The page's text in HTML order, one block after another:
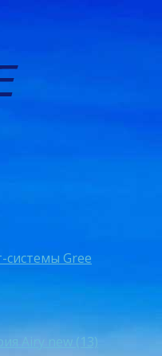
системы Gree
Airy new (13)